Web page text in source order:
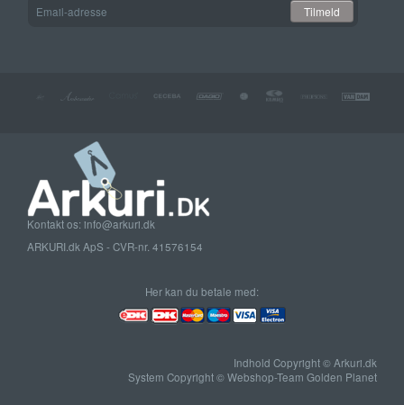
adresse
Tilmeld
Kontakt os: info@arkuri.dk
ARKURI.dk ApS - CVR-nr. 41576154
Her kan du betale med:
Indhold Copyright © Arkuri.dk
System Copyright © Webshop-Team Golden Planet